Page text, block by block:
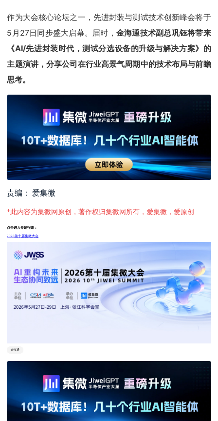
作为大会核心论坛之一，先进封装与测试技术创新峰会将于
5月27日同步盛大启幕。届时， 金海通技术副总巩钰将带来
《AI/先进封装时代，测试分选设备的升级与解决方案》的
主题演讲，分享公司在行业高景气周期中的技术布局与前瞻
思考。
责编： 爱集微
*此内容为集微网原创，著作权归集微网所有，爱集微，爱原创
点击进入专题报道：
2026第十届集微大会
金海通